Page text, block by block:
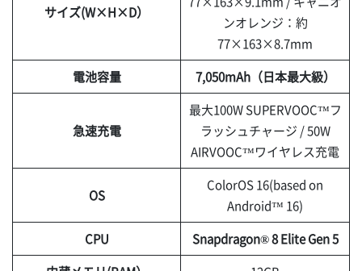
サイズ(W×H×D）
ンオレンジ：約
77×163×8.7mm
電池容量
7,050mAh（日本最大級）
急速充電
最大100W SUPERVOOC™フ
ラッシュチャージ / 50W
AIRVOOC™ワイヤレス充電
OS
ColorOS 16(based on
Android™ 16)
CPU
Snapdragon® 8 Elite Gen 5